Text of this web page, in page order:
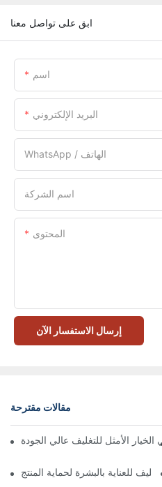
ابق على تواصل معنا
اسم
البريد الإلكتروني
WhatsApp / الهاتف
اسم الشركة
المحتوى
إرسال الاستفسار الآن
مقالات مقترحة
الأمثل للتغليف عالي الجودة
للعناية بالبشرة لحماية المنتج